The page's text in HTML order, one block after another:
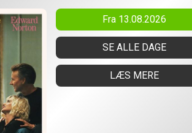
Fra 13.08.2026
SE ALLE DAGE
LÆS MERE